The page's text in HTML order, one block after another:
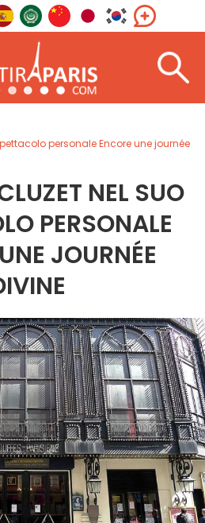
personale Encore une journée
NEL SUO
PERSONALE
JOURNÉE